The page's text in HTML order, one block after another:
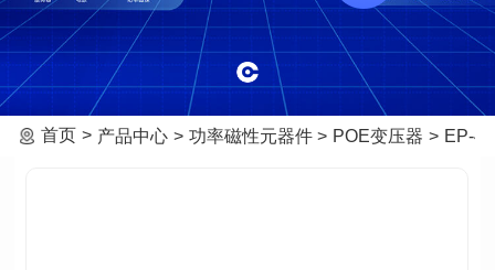
首页 产品中心 功率磁性元器件 POE变压器 EP-